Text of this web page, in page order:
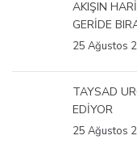
AKIŞIN
GERİDE
25 Ağustos
TAYSAD
EDİYOR
25 Ağustos